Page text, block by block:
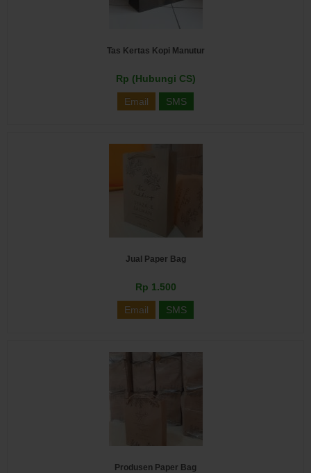
Tas Kertas Kopi Manutur
Rp (Hubungi CS)
Email SMS
Jual Paper Bag
Rp 1.500
Email SMS
Produsen Paper Bag